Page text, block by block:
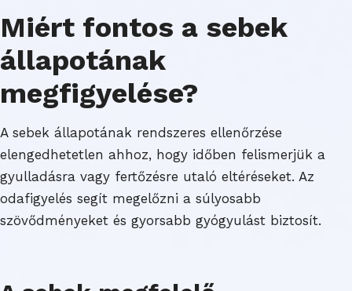
Miért fontos a sebek
állapotának
megfigyelése?
A sebek állapotának rendszeres ellenőrzése
elengedhetetlen ahhoz, hogy időben felismerjük a
gyulladásra vagy fertőzésre utaló eltéréseket. Az
odafigyelés segít megelőzni a súlyosabb
szövődményeket és gyorsabb gyógyulást biztosít.